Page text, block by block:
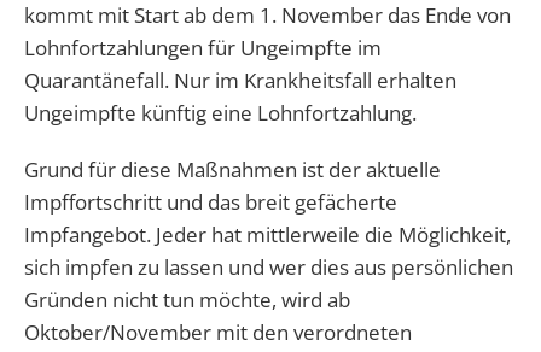
kommt mit Start ab dem 1. November das Ende von
Lohnfortzahlungen für Ungeimpfte im
Quarantänefall. Nur im Krankheitsfall erhalten
Ungeimpfte künftig eine Lohnfortzahlung.
Grund für diese Maßnahmen ist der aktuelle
Impffortschritt und das breit gefächerte
Impfangebot. Jeder hat mittlerweile die Möglichkeit,
sich impfen zu lassen und wer dies aus persönlichen
Gründen nicht tun möchte, wird ab
Oktober/November mit den verordneten